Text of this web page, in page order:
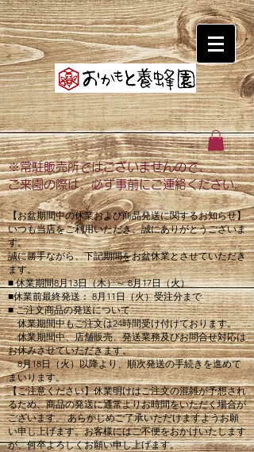
※常駐販売所ではございませんので、
ご来園の際は、必ず事前にご連絡ください。
【お盆期間中の休業および商品発送に関するお知らせ】
いつも当店をご利用いただき、誠にありがとうございま
す。
誠に勝手ながら、下記期間をお盆休業とさせていただき
ます。
■ 休業期間8月13日（木）～ 8月17日（火）
■休業前最終発送： 8月11日（火）受注分まで
■ ご注文商品の発送について
休業期間中もご注文は24時間受け付けております。
休業期間中、店舗販売、発送業務及びお問合せ対応は
お休みさせていただきます。
8月18日（火）以降より、順次発送の手続きを進めて
まいります。
【ご注意ください】休業明けはご注文の混雑が予想され
るため、商品の発送に通常よりお時間をいただく場合が
ございます。 あらかじめご了承いただけますようお願
い申し上げます。お客様にはご不便をおかけいたします
が、何卒よろしくお願い申し上げます。